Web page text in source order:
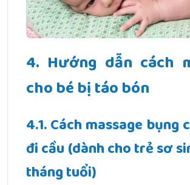
4. Hướng dẫn cách
cho bé bị táo bón
4.1. Cách massage bụng
đi cầu (dành cho trẻ sơ
tháng tuổi)